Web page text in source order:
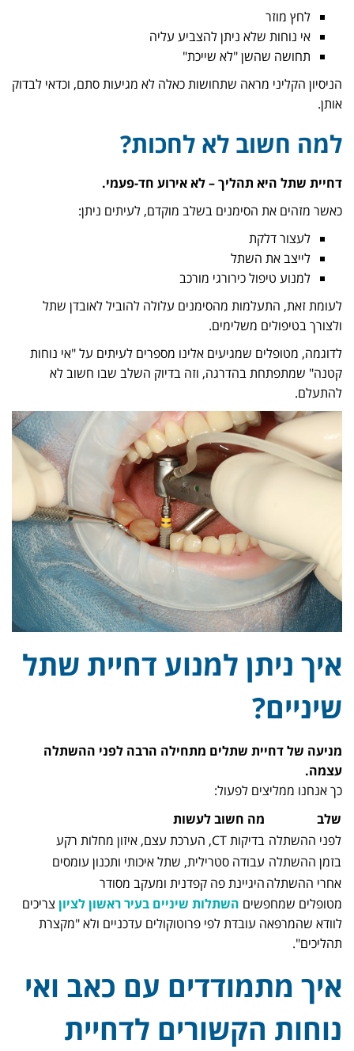
לחץ מוזר
אי נוחות שלא ניתן להצביע עליה
תחושה שהשן "לא שייכת"
הניסיון הקליני מראה שתחושות כאלה לא מגיעות סתם, וכדאי לבדוק
אותן.
למה חשוב לא לחכות?
דחיית שתל היא תהליך – לא אירוע חד-פעמי.
כאשר מזהים את הסימנים בשלב מוקדם, לעיתים ניתן:
לעצור דלקת
לייצב את השתל
למנוע טיפול כירורגי מורכב
לעומת זאת, התעלמות מהסימנים עלולה להוביל לאובדן שתל
ולצורך בטיפולים משלימים.
לדוגמה, מטופלים שמגיעים אלינו מספרים לעיתים על "אי נוחות
קטנה" שמתפתחת בהדרגה, וזה בדיוק השלב שבו חשוב לא
להתעלם.
איך ניתן למנוע דחיית שתל
שיניים?
מניעה של דחיית שתלים מתחילה הרבה לפני ההשתלה
עצמה.
כך אנחנו ממליצים לפעול:
שלב
מה חשוב לעשות
לפני ההשתלה בדיקות CT, הערכת עצם, איזון מחלות רקע
בזמן ההשתלה עבודה סטרילית, שתל איכותי ותכנון עומסים
אחרי ההשתלההיגיינת פה קפדנית ומעקב מסודר
מטופלים שמחפשים השתלות שיניים בעיר ראשון לציון צריכים
לוודא שהמרפאה עובדת לפי פרוטוקולים עדכניים ולא "מקצרת
תהליכים".
איך מתמודדים עם כאב ואי
נוחות הקשורים לדחיית